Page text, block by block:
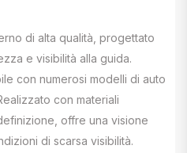
di alta qualità, progettato
e visibilità alla guida.
con numerosi modelli di auto
con materiali
offre una visione
di scarsa visibilità.